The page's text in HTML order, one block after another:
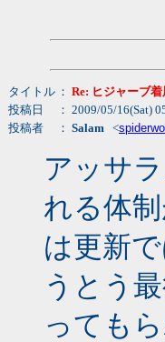
タイトル ： Re: ヒジャーブ
投稿日
： 2009/05/16(Sat)
投稿者
： Salam <
アッサ
れる体
は更新
うとう
っても